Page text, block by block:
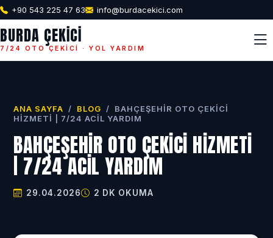
+90 543 225 47 63 info@burdacekici.com
BURDA ÇEKICI
7/24 OTO ÇEKICI · YOL YARDIM
ANA SAYFA / BLOG / BAHÇEŞEHIR OTO ÇEKICI
HIZMETI | 7/24 ACIL YARDIM
BAHÇEŞEHIR OTO ÇEKICI HIZMETI
| 7/24 ACIL YARDIM
29.04.2026 2 DK OKUMA